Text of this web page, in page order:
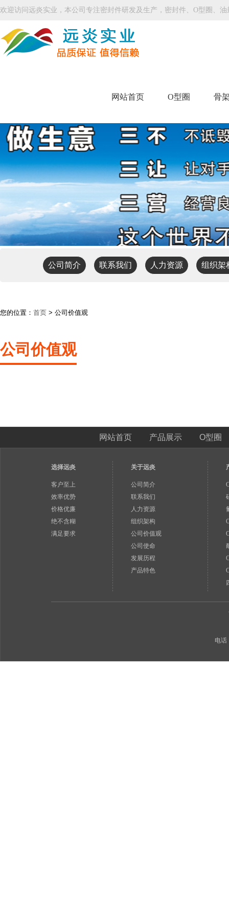
欢迎访问远炎实业，本公司专注密封件研发及生产，密封件、O型圈、
网站首页 O型圈 骨
公司简介 联系我们 人力资源 组织架
您的位置： 首页 > 公司价值观
公司价值观
网站首页 产品展示 O型圈
选择远炎
客户至上
效率优势
价格优廉
绝不含糊
满足要求
关于远炎
公司简介
联系我们
人力资源
组织架构
公司价值观
公司使命
发展历程
产品特色
电话